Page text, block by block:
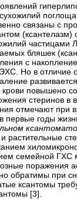
связаны с
бляшек
с
Но в отличие
крови
стеринов
отмечают
годы
растительные
семейной ГХС
поражения
обратимы при
ксантомы
[3].